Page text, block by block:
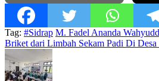
Tag: #Sidrap M. Fadel Ananda
Briket dari Limbah Sekam Padi Di Desa